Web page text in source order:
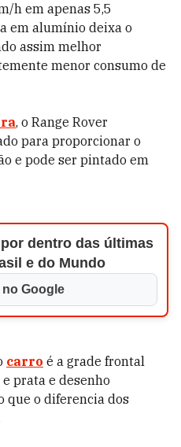
h em apenas 5,5
em alumínio deixa o
assim melhor
menor consumo de
, o Range Rover
para proporcionar o
e pode ser pintado em
dentro das últimas
e do Mundo
Google
carro é a grade frontal
prata e desenho
que o diferencia dos